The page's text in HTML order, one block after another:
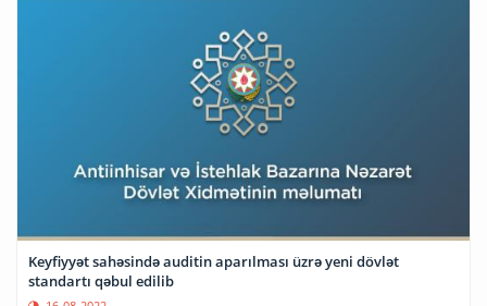
Keyfiyyət sahəsində auditin aparılması üzrə yeni dövlət
standartı qəbul edilib